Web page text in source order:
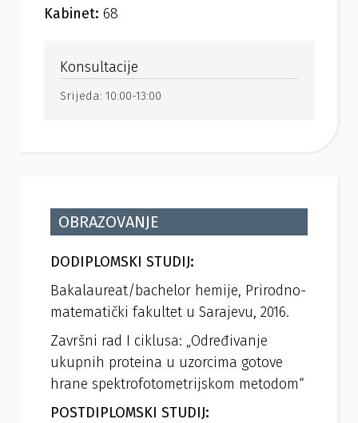
Kabinet: 68
Konsultacije
Srijeda: 10:00-13:00
OBRAZOVANJE
DODIPLOMSKI STUDIJ:
Bakalaureat/bachelor hemije, Prirodno-
matematički fakultet u Sarajevu, 2016.
Završni rad I ciklusa: „Određivanje
ukupnih proteina u uzorcima gotove
hrane spektrofotometrijskom metodom“
POSTDIPLOMSKI STUDIJ: